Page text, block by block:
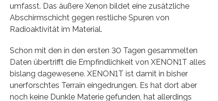
umfasst. Das äußere Xenon bildet eine zusätzliche
Abschirmschicht gegen restliche Spuren von
Radioaktivität im Material.
Schon mit den in den ersten 30 Tagen gesammelten
Daten übertrifft die Empfindlichkeit von XENON1T alles
bislang dagewesene. XENON1T ist damit in bisher
unerforschtes Terrain eingedrungen. Es hat dort aber
noch keine Dunkle Materie gefunden, hat allerdings